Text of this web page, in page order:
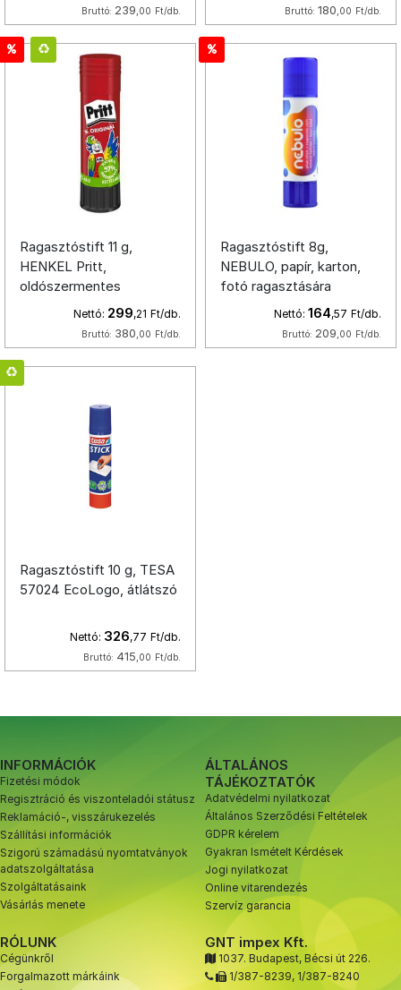
Bruttó: 239,00 Ft/db. Bruttó: 180,00 Ft/db.
Ragasztóstift 11 g,
HENKEL Pritt,
oldószermentes
Nettó: 299,21 Ft/db.
Bruttó: 380,00 Ft/db.
Ragasztóstift 8g,
NEBULO, papír, karton,
fotó ragasztására
Nettó: 164,57 Ft/db.
Bruttó: 209,00 Ft/db.
Ragasztóstift 10 g, TESA
57024 EcoLogo, átlátszó
Nettó: 326,77 Ft/db.
Bruttó: 415,00 Ft/db.
INFORMÁCIÓK
Fizetési módok
Regisztráció és viszonteladói státusz
Reklamáció-, visszárukezelés
Szállítási információk
Szigorú számadású nyomtatványok
adatszolgáltatása
Szolgáltatásaink
Vásárlás menete
ÁLTALÁNOS
TÁJÉKOZTATÓK
Adatvédelmi nyilatkozat
Általános Szerződési Feltételek
GDPR kérelem
Gyakran Ismételt Kérdések
Jogi nyilatkozat
Online vitarendezés
Szervíz garancia
RÓLUNK
Cégünkről
Forgalmazott márkáink
GNT impex Kft.
1037. Budapest, Bécsi út 226.
1/387-8239, 1/387-8240